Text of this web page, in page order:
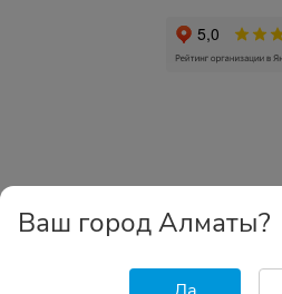
Ваш город Алматы?